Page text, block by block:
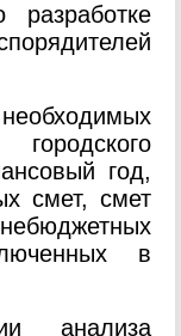
разработке
год,
смет, смет
в
анализа